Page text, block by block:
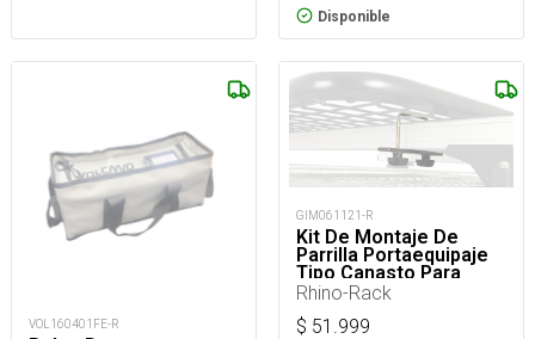
Disponible
VOL160401FE-R
GIM061121-R
Kit De Montaje De
Parrilla Portaequipaje
Tipo Canasto Para
Barra Portaequipaje O
Rhino-Rack
$ 51.999